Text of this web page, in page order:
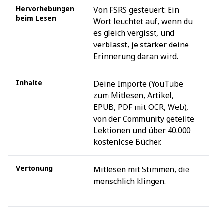
Hervorhebungen
beim Lesen
Von FSRS gesteuert: Ein
Wort leuchtet auf, wenn du
es gleich vergisst, und
verblasst, je stärker deine
Erinnerung daran wird.
Inhalte
Deine Importe (YouTube
zum Mitlesen, Artikel,
EPUB, PDF mit OCR, Web),
von der Community geteilte
Lektionen und über 40.000
kostenlose Bücher.
Vertonung
Mitlesen mit Stimmen, die
menschlich klingen.